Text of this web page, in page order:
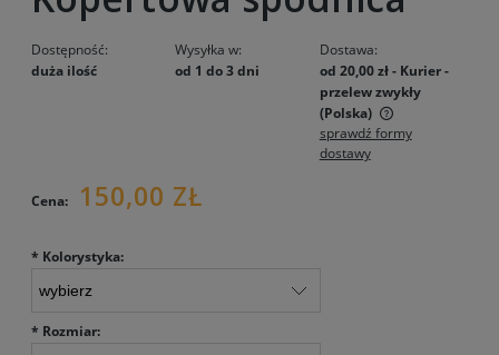
Dostępność:
duża ilość
Wysyłka w:
od 1 do 3 dni
Dostawa:
od 20,00 zł- Kurier -
przelew zwykły
(Polska)
Cena nie zawiera ewentualnych kosztów płatności
sprawdź formy
dostawy
Cena: 150,00 ZŁ
* Kolorystyka:
* Rozmiar: